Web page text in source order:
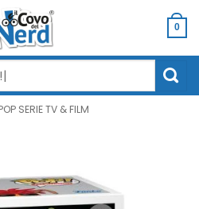
0
SERIE TV & FILM